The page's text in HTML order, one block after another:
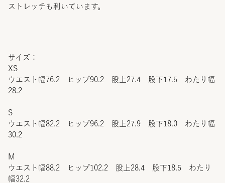
ストレッチも利いています。
サイズ：
XS
ウエスト幅76.2 ヒップ90.2 股上27.4 股下17.5 わたり幅
28.2
S
ウエスト幅82.2 ヒップ96.2 股上27.9 股下18.0 わたり幅
30.2
M
ウエスト幅88.2 ヒップ102.2 股上28.4 股下18.5 わたり
幅32.2